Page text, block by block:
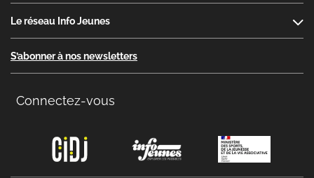
Le réseau Info Jeunes
S’abonner à nos newsletters
Connectez-vous